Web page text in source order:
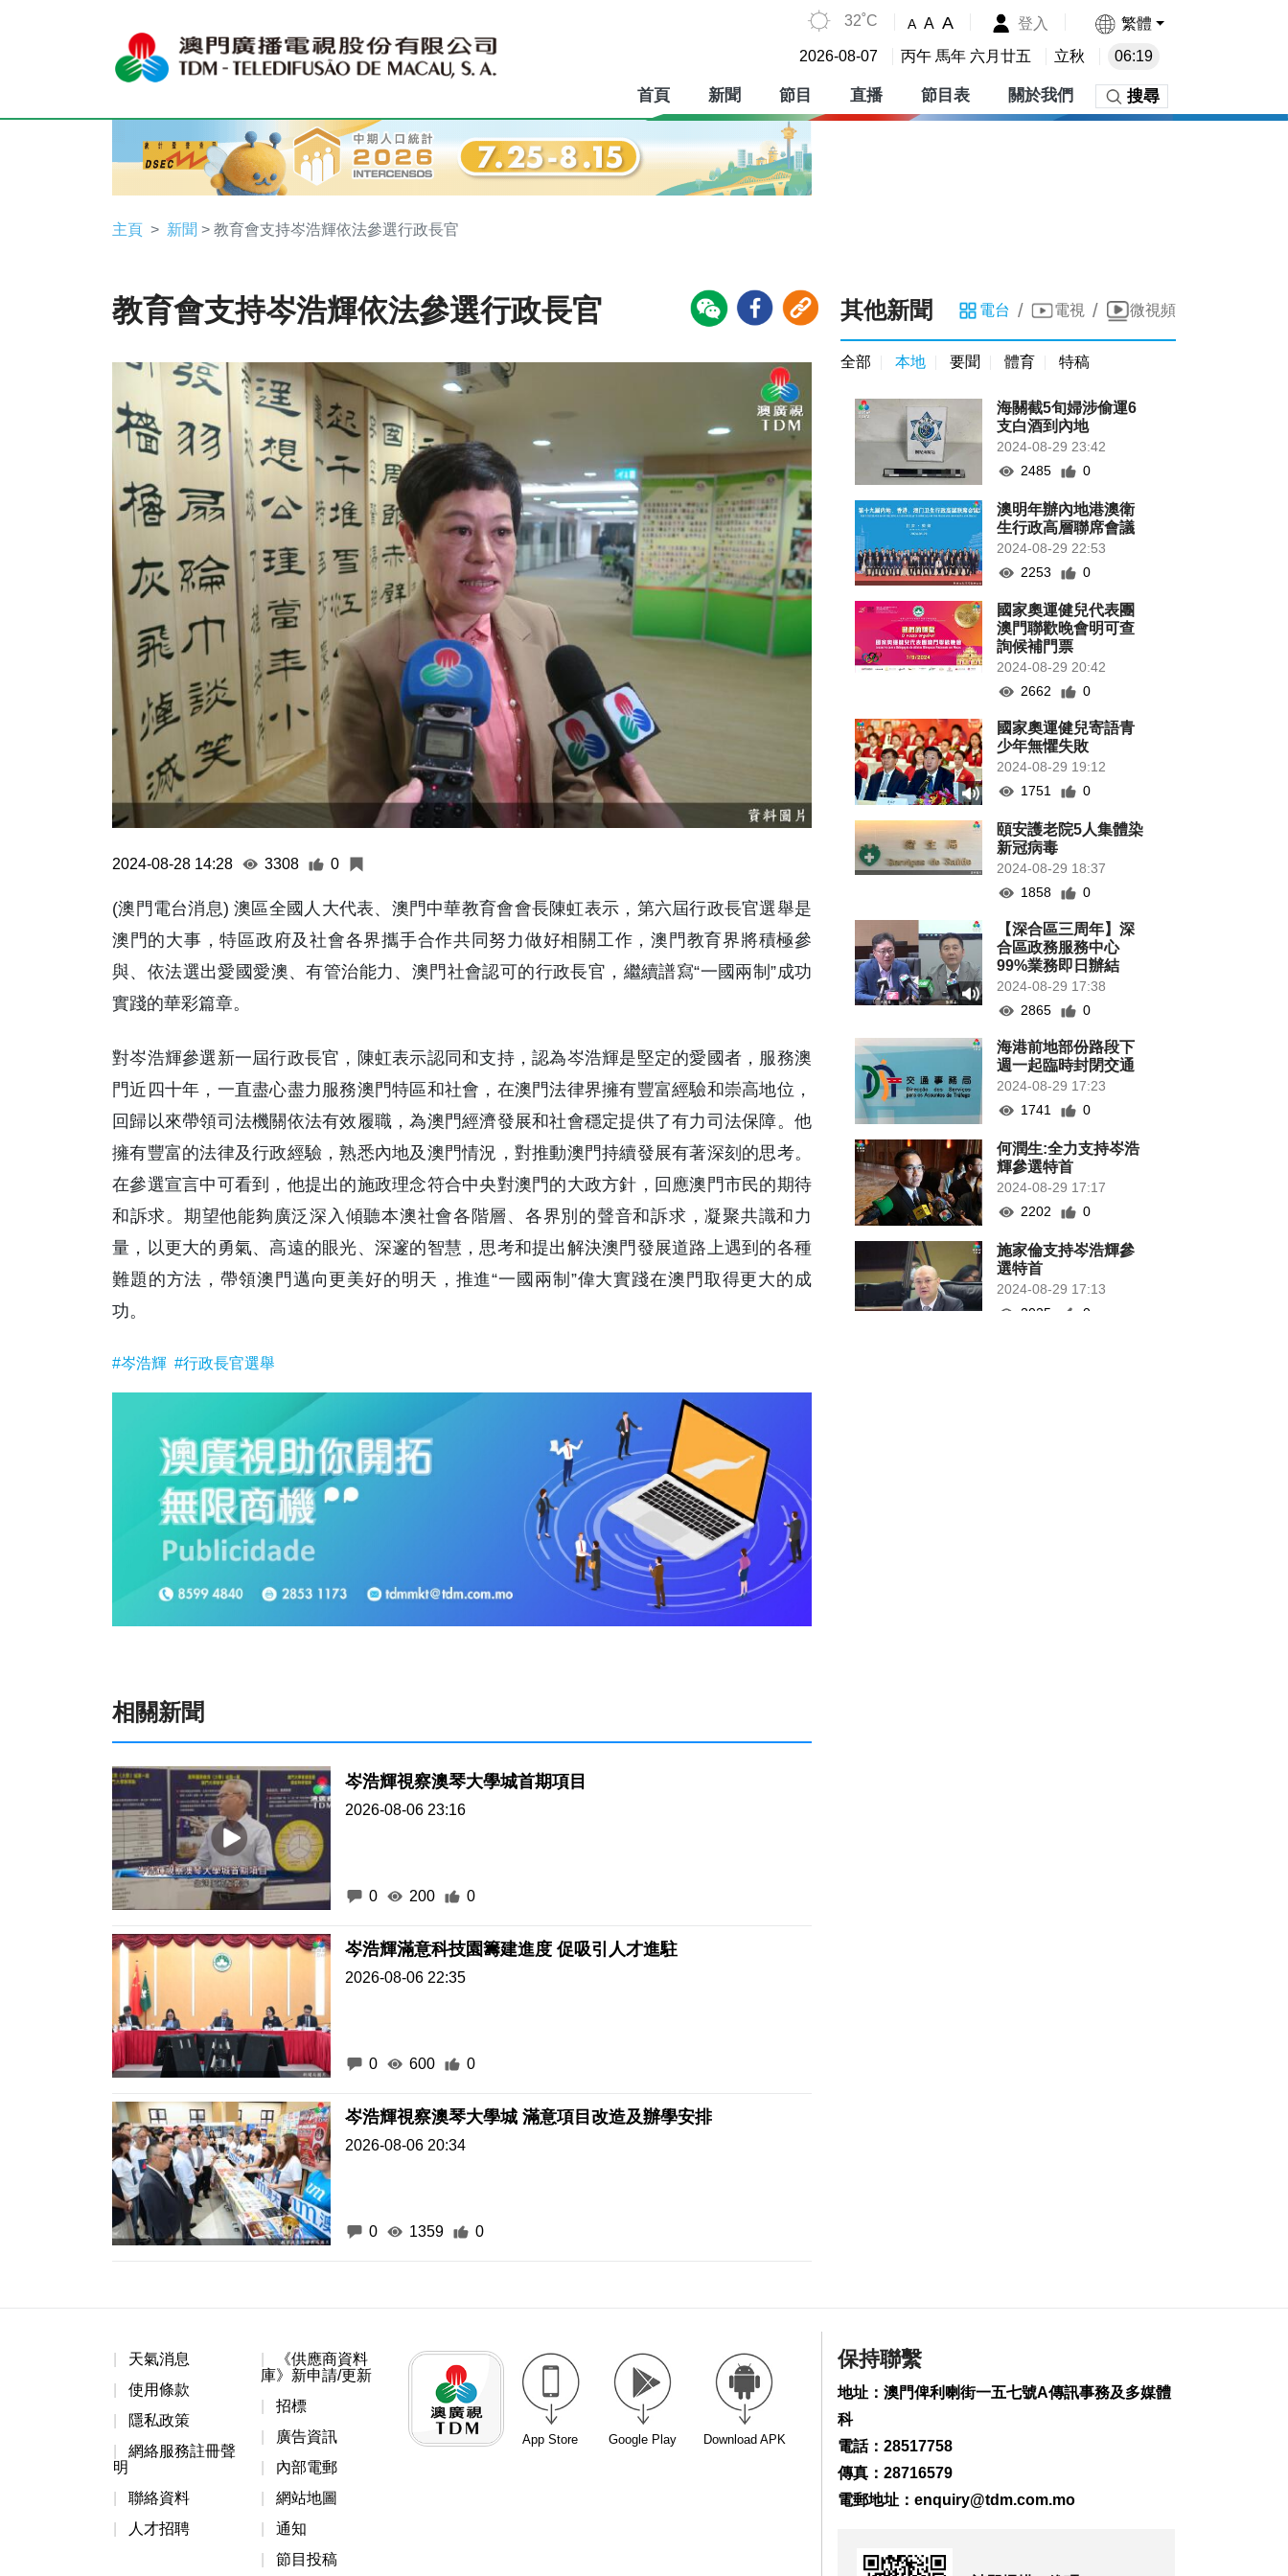
32˚C A A A 登入 繁體
2026-08-07 丙午 馬年 六月廿五 立秋 06:19
首頁 新聞 節目 直播 節目表 關於我們 搜尋
主頁 新聞 > 教育會支持岑浩輝依法參選行政長官
教育會支持岑浩輝依法參選行政長官
2024-08-28 14:28 3308 0
(澳門電台消息) 澳區全國人大代表、澳門中華教育會會長陳虹表示，第六屆行政長官選舉是
澳門的大事，特區政府及社會各界攜手合作共同努力做好相關工作，澳門教育界將積極參
與、依法選出愛國愛澳、有管治能力、澳門社會認可的行政長官，繼續譜寫“一國兩制”成功
實踐的華彩篇章。
對岑浩輝參選新一屆行政長官，陳虹表示認同和支持，認為岑浩輝是堅定的愛國者，服務澳
門近四十年，一直盡心盡力服務澳門特區和社會，在澳門法律界擁有豐富經驗和崇高地位，
回歸以來帶領司法機關依法有效履職，為澳門經濟發展和社會穩定提供了有力司法保障。他
擁有豐富的法律及行政經驗，熟悉內地及澳門情況，對推動澳門持續發展有著深刻的思考。
在參選宣言中可看到，他提出的施政理念符合中央對澳門的大政方針，回應澳門市民的期待
和訴求。期望他能夠廣泛深入傾聽本澳社會各階層、各界別的聲音和訴求，凝聚共識和力
量，以更大的勇氣、高遠的眼光、深邃的智慧，思考和提出解決澳門發展道路上遇到的各種
難題的方法，帶領澳門邁向更美好的明天，推進“一國兩制”偉大實踐在澳門取得更大的成
功。
#岑浩輝 #行政長官選舉
相關新聞
岑浩輝視察澳琴大學城首期項目
2026-08-06 23:16
0 200 0
岑浩輝滿意科技園籌建進度 促吸引人才進駐
2026-08-06 22:35
0 600 0
岑浩輝視察澳琴大學城 滿意項目改造及辦學安排
2026-08-06 20:34
0 1359 0
其他新聞 電台 / 電視 / 微視頻
全部 本地 要聞 體育 特稿
海關截5旬婦涉偷運6
支白酒到內地
2024-08-29 23:42
2485
0
澳明年辦內地港澳衛
生行政高層聯席會議
2024-08-29 22:53
2253
0
國家奧運健兒代表團
澳門聯歡晚會明可查
詢候補門票
2024-08-29 20:42
2662
0
國家奧運健兒寄語青
少年無懼失敗
2024-08-29 19:12
1751
0
頤安護老院5人集體染
新冠病毒
2024-08-29 18:37
1858
0
【深合區三周年】深
合區政務服務中心
99%業務即日辦結
2024-08-29 17:38
2865
0
海港前地部份路段下
週一起臨時封閉交通
2024-08-29 17:23
1741
0
何潤生:全力支持岑浩
輝參選特首
2024-08-29 17:17
2202
0
施家倫支持岑浩輝參
選特首
2024-08-29 17:13
2025
0
2024-08-29 13:41
行
天氣消息
使用條款
隱私政策
網絡服務註冊聲
明
聯絡資料
人才招聘
《供應商資料
庫》新申請/更新
招標
廣告資訊
內部電郵
網站地圖
通知
節目投稿
App Store Google Play Download APK
保持聯繫
地址：澳門俾利喇街一五七號A傳訊事務及多媒體
科
電話：28517758
傳真：28716579
電郵地址： enquiry@tdm.com.mo